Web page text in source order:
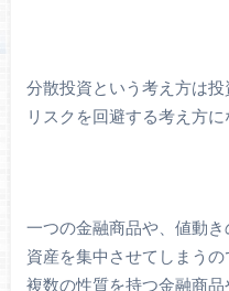
分散投資という考え方は
リスクを回避する考え方に
一つの金融商品や、値動き
資産を集中させてしまうの
複数の性質を持つ金融商